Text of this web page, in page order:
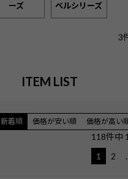
ーズ
ベルシリーズ
3
ITEM LIST
新着順 価格が安い順 価格が高い
118件中 1
1
2